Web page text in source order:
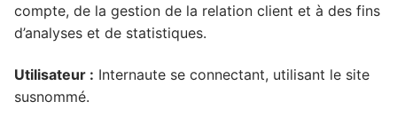
compte, de la gestion de la relation client et à des fins
d’analyses et de statistiques.
Utilisateur : Internaute se connectant, utilisant le site
susnommé.